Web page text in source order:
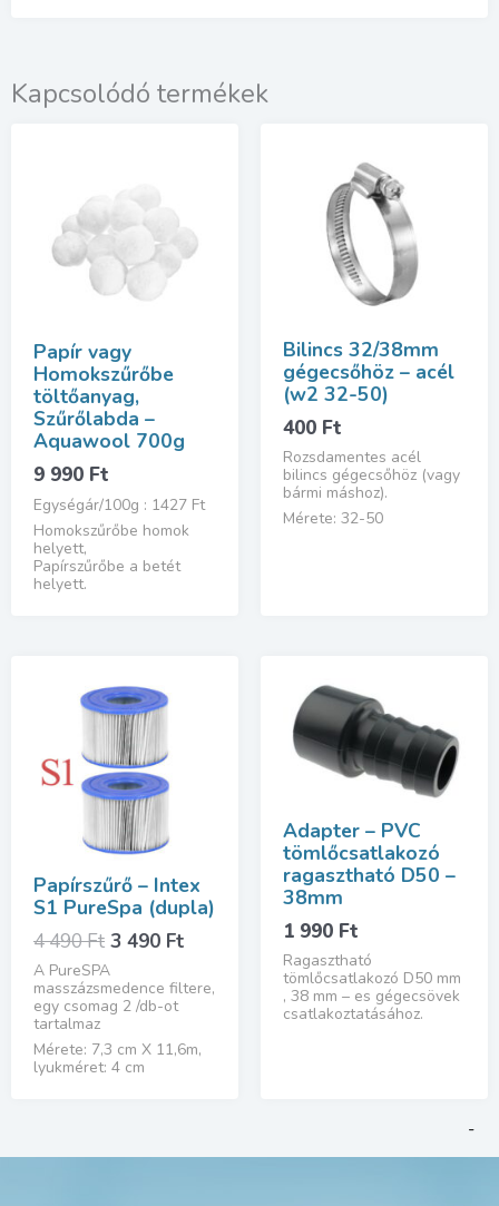
-
Kapcsolódó termékek
Papír vagy
Homokszűrőbe
töltőanyag,
Szűrőlabda –
Aquawool 700g
9 990 Ft
Egységár/100g : 1427 Ft
Homokszűrőbe homok
helyett,
Papírszűrőbe a betét
helyett.
Bilincs 32/38mm
gégecsőhöz – acél
(w2 32-50)
400 Ft
Rozsdamentes acél
bilincs gégecsőhöz (vagy
bármi máshoz).
Mérete: 32-50
Papírszűrő – Intex
S1 PureSpa (dupla)
4 490Ft Original
was:
4
490 Ft.
3 490 FtCurrent
is:
490 Ft.
A PureSPA
masszázsmedence filtere,
egy csomag 2 /db-ot
tartalmaz
Mérete: 7,3 cm X 11,6m,
lyukméret: 4 cm
Adapter – PVC
tömlőcsatlakozó
ragasztható D50 –
38mm
1 990 Ft
Ragasztható
tömlőcsatlakozó D50 mm
, 38 mm – es gégecsövek
csatlakoztatásához.